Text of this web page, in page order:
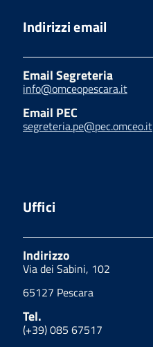
Indirizzi email
Email Segreteria
info@omceopescara.it
Email PEC
segreteria.pe@pec.omceo.it
Uffici
Indirizzo
Via dei Sabini, 102
65127 Pescara
Tel.
(+39) 085 67517